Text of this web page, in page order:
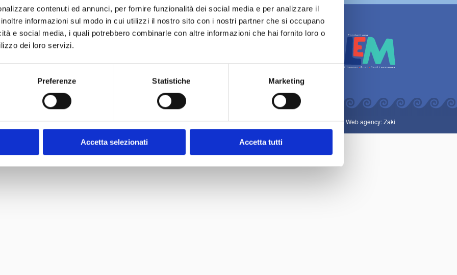
contenuti ed annunci, per fornire funzionalità dei social media e per analizzare il
informazioni sul modo in cui utilizzi il nostro sito con i nostri partner che si occupano
e social media, i quali potrebbero combinarle con altre informazioni che hai fornito loro o
dei loro servizi.
Preferenze Statistiche Marketing
Accetta selezionati Accetta tutti
13
Credits
Note legali
Privacy e Cookies
Art direction: Gianluigi Guarnotta -Web agency: Zaki